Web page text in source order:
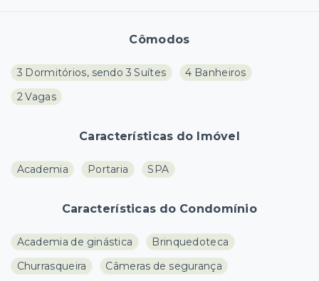
Cômodos
3 Dormitórios, sendo 3 Suítes
4 Banheiros
2 Vagas
Características do Imóvel
Academia Portaria SPA
Características do Condomínio
Academia de ginástica
Brinquedoteca
Churrasqueira
Câmeras de segurança